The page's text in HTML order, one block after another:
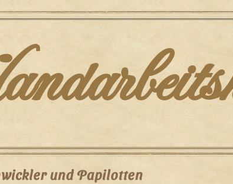
und Papilotten